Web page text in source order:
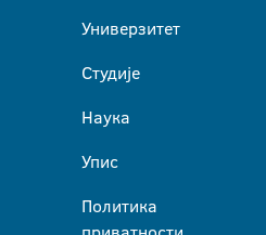
Универзитет
Студије
Наука
Упис
Политика